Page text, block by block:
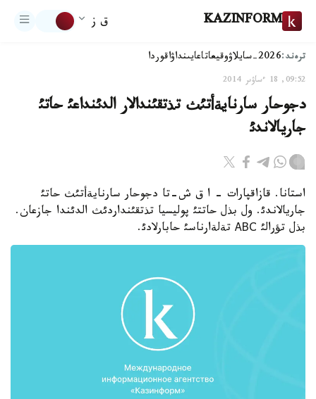
KAZINFORM ق ز
ترەند:2026-سايلاۋ وقيعاتاعايىنداۋاقوردا
09:52, 18 ءساۋىر 2014
دجوحار سارنايةأتئث تذتقئندالار الدئنداعئ حاتئ
جاريالاندئ
استانا. قازاقپارات - ا ق ش-تا دجوحار سارنايةأتئث حاتئ
جاريالاندئ. ول بذل حاتتئ پوليسيا تذتقئنداردئث الدئندا جازعان.
بذل تؤرالئ АВС تةلةارناسئ حابارلادئ.